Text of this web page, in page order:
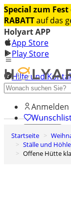
Special zum
RABATTauf das
Holyart APP
App Store
Play Store
Hilfe und
Entdecken Sie
Anmelden
0
Warenkorb
Startseite
Ställe und
Offene Hütte